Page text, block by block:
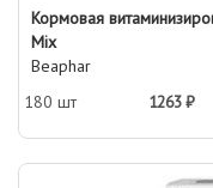
Кормовая
Mix
Beaphar
180 шт
1263 ₽